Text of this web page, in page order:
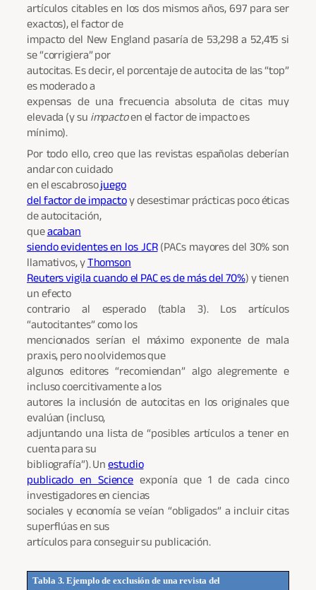
artículos citables en los dos mismos años, 697 para ser
exactos), el factor de
impacto del New England pasaría de 53,298 a 52,415 si
se “corrigiera” por
autocitas. Es decir, el porcentaje de autocita de las “top”
es moderado a
expensas de una frecuencia absoluta de citas muy
elevada (y su impactoen el factor de impacto es
mínimo).
Por todo ello, creo que las revistas españolas deberían
andar con cuidado
en el escabrosojuego
del factor de impactoy desestimar prácticas poco éticas
de autocitación,
queacaban
siendo evidentes en los JCR(PACs mayores del 30% son
llamativos, yThomson
Reuters vigila cuando el PAC es de más del 70%) y tienen
un efecto
contrario al esperado (tabla 3). Los artículos
“autocitantes” como los
mencionados serían el máximo exponente de mala
praxis, pero no olvidemos que
algunos editores “recomiendan” algo alegremente e
incluso coercitivamente a los
autores la inclusión de autocitas en los originales que
evalúan (incluso,
adjuntando una lista de “posibles artículos a tener en
cuenta para su
bibliografía”). Unestudio
publicado en Science exponía que 1 de cada cinco
investigadores en ciencias
sociales y economía se veían “obligados” a incluir citas
superflúas en sus
artículos para conseguir su publicación.
Tabla 3. Ejemplo de exclusión de una revista del